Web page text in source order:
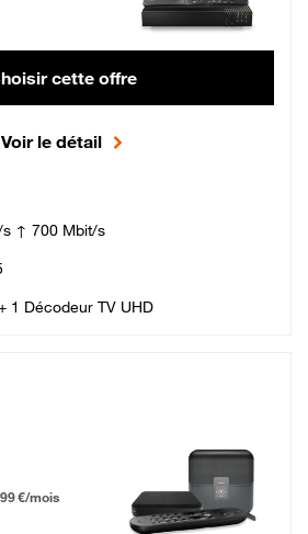
cette offre
Voir le détail
↑ 700 Mbit/s
1 Décodeur TV UHD
Fibre
12 mois puis 42,99 € par mois, Engagement 12 mois
€/mois